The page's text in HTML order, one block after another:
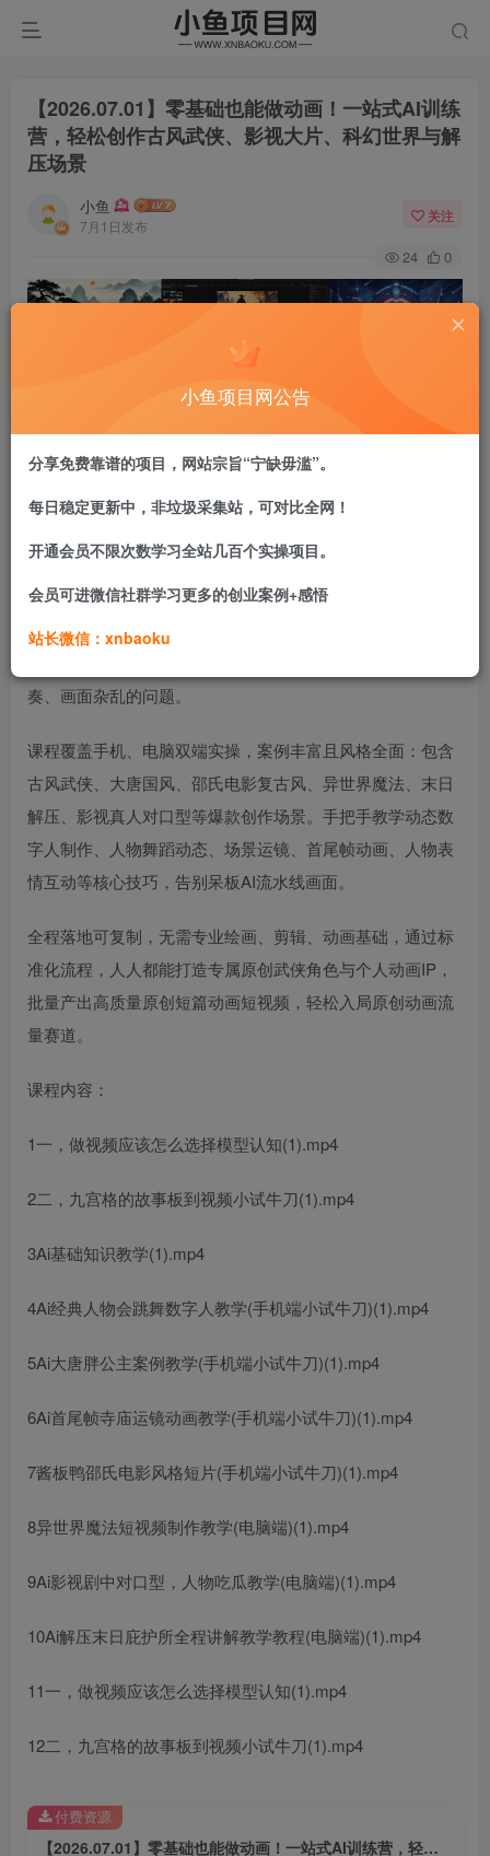
【2026.07.01】零基础也能做动画！一站式AI训练
营，轻松创作古风武侠、影视大片、科幻世界与解
压场景
小鱼
7月1日发布
关注
24 0
地，聚焦原创武侠角色打造+多风格短篇动画量产，从底层AI
认知、模型选型逻辑开始教学，帮学员建立正确的AI动画创
作思维。课程独家讲解九宫格故事板分镜体系，教会大家从
奏、画面杂乱的问题。
课程覆盖手机、电脑双端实操，案例丰富且风格全面：包含
古风武侠、大唐国风、邵氏电影复古风、异世界魔法、末日
解压、影视真人对口型等爆款创作场景。手把手教学动态数
字人制作、人物舞蹈动态、场景运镜、首尾帧动画、人物表
情互动等核心技巧，告别呆板AI流水线画面。
全程落地可复制，无需专业绘画、剪辑、动画基础，通过标
准化流程，人人都能打造专属原创武侠角色与个人动画IP，
批量产出高质量原创短篇动画短视频，轻松入局原创动画流
量赛道。
课程内容：
1一，做视频应该怎么选择模型认知(1).mp4
2二，九宫格的故事板到视频小试牛刀(1).mp4
3Ai基础知识教学(1).mp4
4Ai经典人物会跳舞数字人教学(手机端小试牛刀)(1).mp4
5Ai大唐胖公主案例教学(手机端小试牛刀)(1).mp4
6Ai首尾帧寺庙运镜动画教学(手机端小试牛刀)(1).mp4
7酱板鸭邵氏电影风格短片(手机端小试牛刀)(1).mp4
8异世界魔法短视频制作教学(电脑端)(1).mp4
9Ai影视剧中对口型，人物吃瓜教学(电脑端)(1).mp4
10Ai解压末日庇护所全程讲解教学教程(电脑端)(1).mp4
11一，做视频应该怎么选择模型认知(1).mp4
12二，九宫格的故事板到视频小试牛刀(1).mp4
【2026.07.01】零基础也能做动画！一站式AI训练营，轻松创作古风武侠、影视大片、科幻世界与解压场景
付费资源
小鱼项目网公告
分享免费靠谱的项目，网站宗旨“宁缺毋滥”。
每日稳定更新中，非垃圾采集站，可对比全网！
开通会员不限次数学习全站几百个实操项目。
会员可进微信社群学习更多的创业案例+感悟
站长微信：xnbaoku